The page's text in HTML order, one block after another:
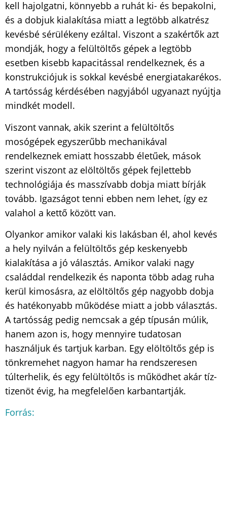
kell hajolgatni, könnyebb a ruhát ki- és bepakolni,
és a dobjuk kialakítása miatt a legtöbb alkatrész
kevésbé sérülékeny ezáltal. Viszont a szakértők azt
mondják, hogy a felültöltős gépek a legtöbb
esetben kisebb kapacitással rendelkeznek, és a
konstrukciójuk is sokkal kevésbé energiatakarékos.
A tartósság kérdésében nagyjából ugyanazt nyújtja
mindkét modell.
Viszont vannak, akik szerint a felültöltős
mosógépek egyszerűbb mechanikával
rendelkeznek emiatt hosszabb életűek, mások
szerint viszont az elöltöltős gépek fejlettebb
technológiája és masszívabb dobja miatt bírják
tovább. Igazságot tenni ebben nem lehet, így ez
valahol a kettő között van.
Olyankor amikor valaki kis lakásban él, ahol kevés
a hely nyilván a felültöltős gép keskenyebb
kialakítása a jó választás. Amikor valaki nagy
családdal rendelkezik és naponta több adag ruha
kerül kimosásra, az elöltöltős gép nagyobb dobja
és hatékonyabb működése miatt a jobb választás.
A tartósság pedig nemcsak a gép típusán múlik,
hanem azon is, hogy mennyire tudatosan
használjuk és tartjuk karban. Egy elöltöltős gép is
tönkremehet nagyon hamar ha rendszeresen
túlterhelik, és egy felültöltős is működhet akár tíz-
tizenöt évig, ha megfelelően karbantartják.
Forrás: